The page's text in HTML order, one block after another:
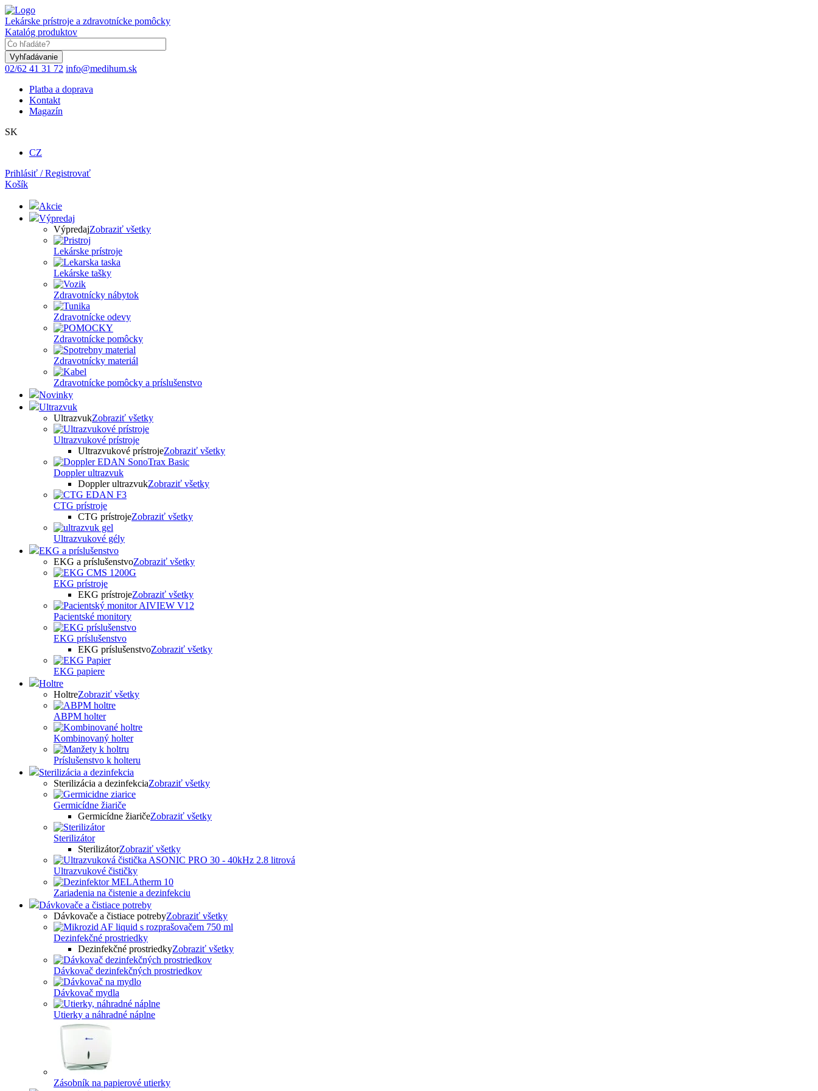
Skočiť
na
hlavný
obsah
Lekárske prístroje a zdravotnícke pomôcky
Katalóg produktov
02/62 41 31 72 info@medihum.sk
Platba a doprava
Kontakt
Magazín
SK
CZ
Prihlásiť / Registrovať
Košík
Akcie
Výpredaj
VýpredajZobraziť všetky
Lekárske prístroje
Lekárske tašky
Zdravotnícky nábytok
Zdravotnícke odevy
Zdravotnícke pomôcky
Zdravotnícky materiál
Zdravotnícke pomôcky a príslušenstvo
Novinky
Ultrazvuk
UltrazvukZobraziť všetky
Ultrazvukové prístroje
Ultrazvukové prístrojeZobraziť všetky
Doppler ultrazvuk
Doppler ultrazvukZobraziť všetky
CTG prístroje
CTG prístrojeZobraziť všetky
Ultrazvukové gély
EKG a príslušenstvo
EKG a príslušenstvoZobraziť všetky
EKG prístroje
EKG prístrojeZobraziť všetky
Pacientské monitory
EKG príslušenstvo
EKG príslušenstvoZobraziť všetky
EKG papiere
Holtre
HoltreZobraziť všetky
ABPM holter
Kombinovaný holter
Príslušenstvo k holteru
Sterilizácia a dezinfekcia
Sterilizácia a dezinfekciaZobraziť všetky
Germicídne žiariče
Germicídne žiaričeZobraziť všetky
Sterilizátor
SterilizátorZobraziť všetky
Ultrazvukové čističky
Zariadenia na čistenie a dezinfekciu
Dávkovače a čistiace potreby
Dávkovače a čistiace potrebyZobraziť všetky
Dezinfekčné prostriedky
Dezinfekčné prostriedkyZobraziť všetky
Dávkovač dezinfekčných prostriedkov
Dávkovač mydla
Utierky a náhradné náplne
Zásobník na papierové utierky